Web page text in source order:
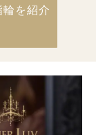
を紹介